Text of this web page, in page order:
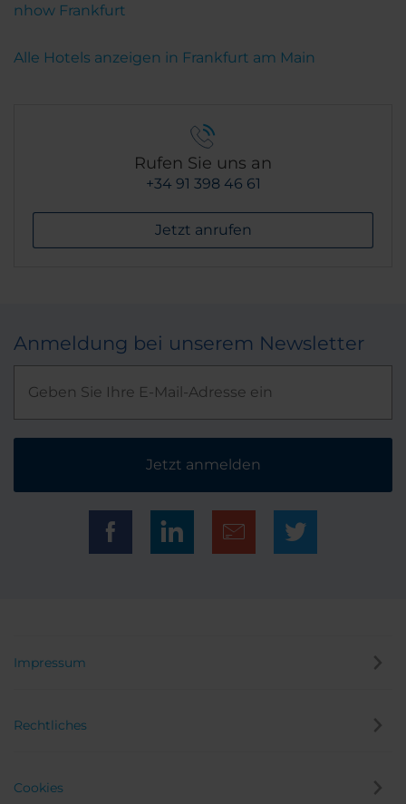
nhow Frankfurt
Alle Hotels anzeigen in Frankfurt am Main
Rufen Sie uns an
+34 91 398 46 61
Jetzt anrufen
Anmeldung bei unserem Newsletter
Jetzt anmelden
Impressum
Rechtliches
Cookies